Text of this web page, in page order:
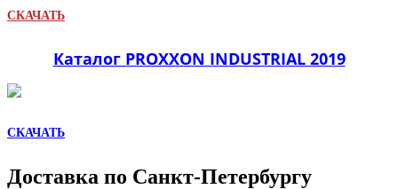
СКАЧАТЬ
Каталог PROXXON INDUSTRIAL 2019
СКАЧАТЬ
Доставка по Санкт-Петербургу